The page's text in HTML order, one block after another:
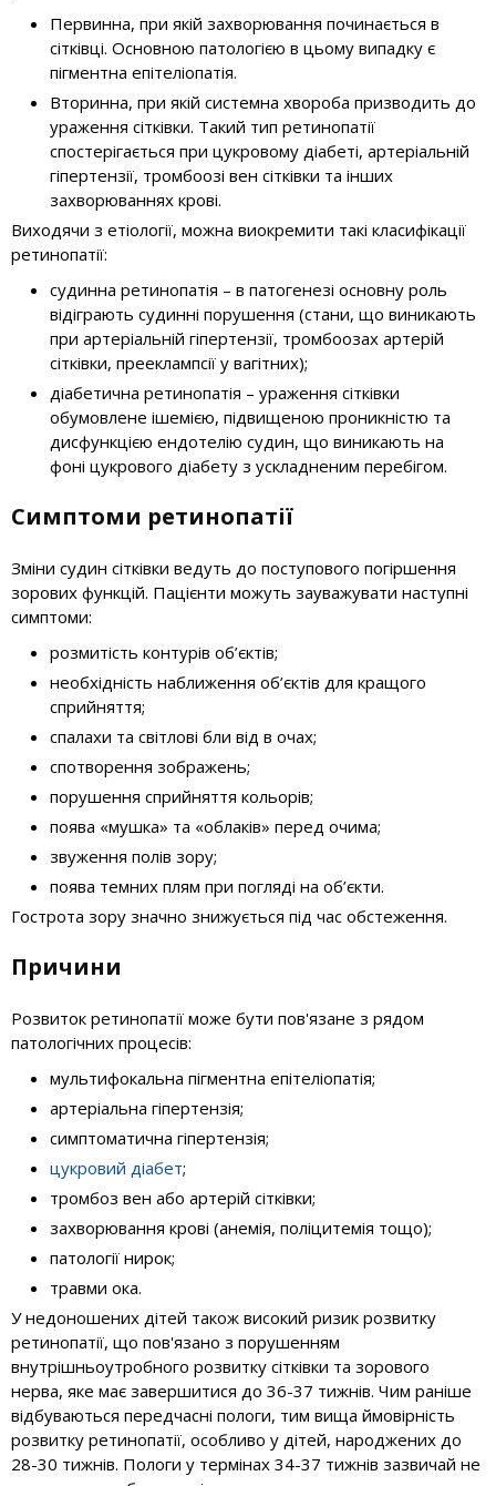
Первинна, при якій захворювання починається в
сітківці. Основною патологією в цьому випадку є
пігментна епітеліопатія.
Вторинна, при якій системна хвороба призводить до
ураження сітківки. Такий тип ретинопатії
спостерігається при цукровому діабеті, артеріальній
гіпертензії, тромбоозі вен сітківки та інших
захворюваннях крові.
Виходячи з етіології, можна виокремити такі класифікації
ретинопатії:
судинна ретинопатія – в патогенезі основну роль
відіграють судинні порушення (стани, що виникають
при артеріальній гіпертензії, тромбоозах артерій
сітківки, прееклампсії у вагітних);
діабетична ретинопатія – ураження сітківки
обумовлене ішемією, підвищеною проникністю та
дисфункцією ендотелію судин, що виникають на
фоні цукрового діабету з ускладненим перебігом.
Симптоми ретинопатії
Зміни судин сітківки ведуть до поступового погіршення
зорових функцій. Пацієнти можуть зауважувати наступні
симптоми:
розмитість контурів об’єктів;
необхідність наближення об’єктів для кращого
сприйняття;
спалахи та світлові бли від в очах;
спотворення зображень;
порушення сприйняття кольорів;
поява «мушка» та «облаків» перед очима;
звуження полів зору;
поява темних плям при погляді на об’єкти.
Гострота зору значно знижується під час обстеження.
Причини
Розвиток ретинопатії може бути пов'язане з рядом
патологічних процесів:
мультифокальна пігментна епітеліопатія;
артеріальна гіпертензія;
симптоматична гіпертензія;
цукровий діабет;
тромбоз вен або артерій сітківки;
захворювання крові (анемія, поліцитемія тощо);
патології нирок;
травми ока.
У недоношених дітей також високий ризик розвитку
ретинопатії, що пов'язано з порушенням
внутрішньоутробного розвитку сітківки та зорового
нерва, яке має завершитися до 36-37 тижнів. Чим раніше
відбуваються передчасні пологи, тим вища ймовірність
розвитку ретинопатії, особливо у дітей, народжених до
28-30 тижнів. Пологи у термінах 34-37 тижнів зазвичай не